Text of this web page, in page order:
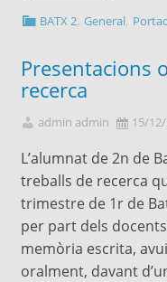
BATX 2 ,General
Presentacions
recerca
admin admin 15/
L’alumnat de 2n de
treballs de recerca
trimestre de 1r de
per part dels
memòria escrita,
oralment, davant